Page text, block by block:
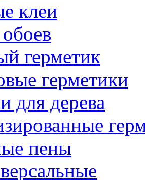
клеи
герметик
герметики
для дерева
пены